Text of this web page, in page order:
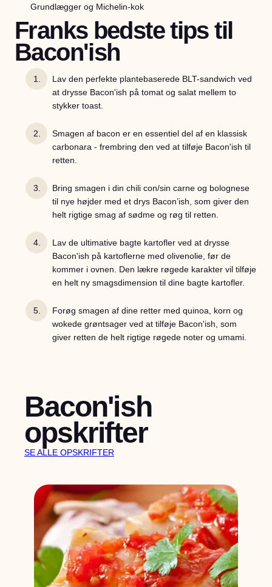
Grundlægger og Michelin-kok
Franks bedste tips til
Bacon'ish
Lav den perfekte plantebaserede BLT-sandwich ved
at drysse Bacon'ish på tomat og salat mellem to
stykker toast.
Smagen af bacon er en essentiel del af en klassisk
carbonara - frembring den ved at tilføje Bacon'ish til
retten.
Bring smagen i din chili con/sin carne og bolognese
til nye højder med et drys Bacon’ish, som giver den
helt rigtige smag af sødme og røg til retten.
Lav de ultimative bagte kartofler ved at drysse
Bacon'ish på kartoflerne med olivenolie, før de
kommer i ovnen. Den lækre røgede karakter vil tilføje
en helt ny smagsdimension til dine bagte kartofler.
Forøg smagen af dine retter med quinoa, korn og
wokede grøntsager ved at tilføje Bacon'ish, som
giver retten de helt rigtige røgede noter og umami.
Bacon'ish
opskrifter
SE ALLE OPSKRIFTER